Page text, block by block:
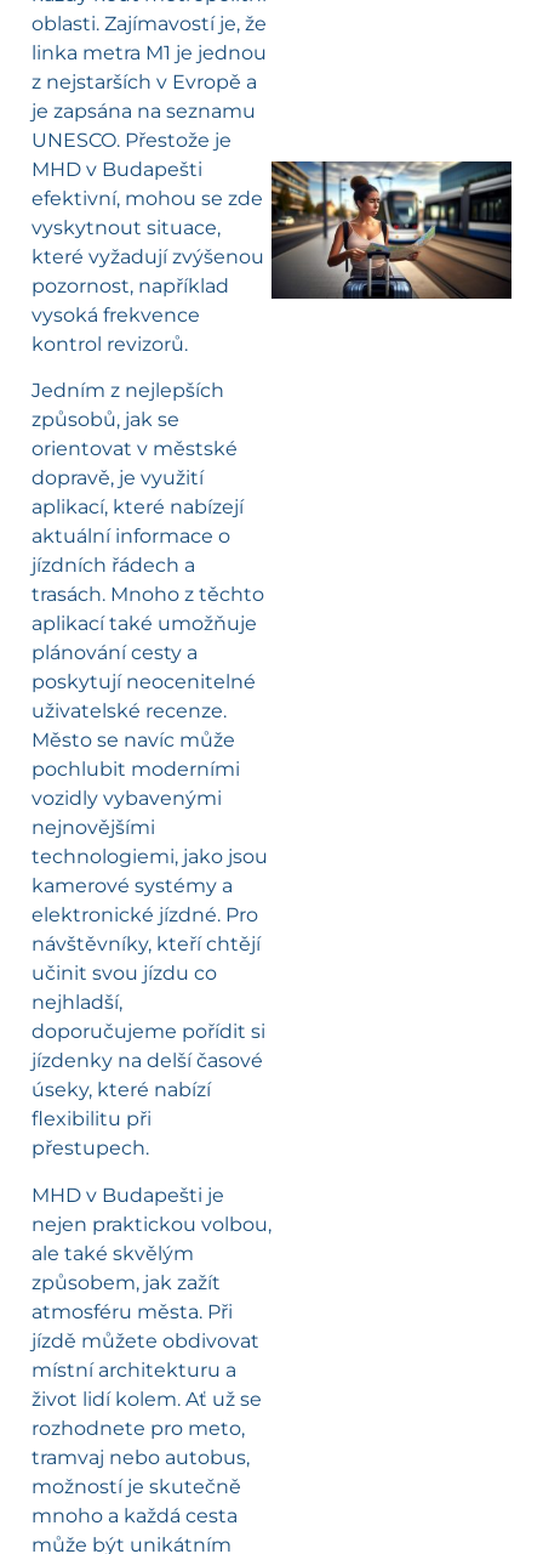
oblasti. Zajímavostí je, že
linka metra M1 je jednou
z nejstarších v Evropě a
je zapsána na seznamu
UNESCO. Přestože je
MHD v Budapešti
efektivní, mohou se zde
vyskytnout situace,
které vyžadují zvýšenou
pozornost, například
vysoká frekvence
kontrol revizorů.
Jedním z nejlepších
způsobů, jak se
orientovat v městské
dopravě, je využití
aplikací, které nabízejí
aktuální informace o
jízdních řádech a
trasách. Mnoho z těchto
aplikací také umožňuje
plánování cesty a
poskytují neocenitelné
uživatelské recenze.
Město se navíc může
pochlubit moderními
vozidly vybavenými
nejnovějšími
technologiemi, jako jsou
kamerové systémy a
elektronické jízdné. Pro
návštěvníky, kteří chtějí
učinit svou jízdu co
nejhladší,
doporučujeme pořídit si
jízdenky na delší časové
úseky, které nabízí
flexibilitu při
přestupech.
MHD v Budapešti je
nejen praktickou volbou,
ale také skvělým
způsobem, jak zažít
atmosféru města. Při
jízdě můžete obdivovat
místní architekturu a
život lidí kolem. Ať už se
rozhodnete pro meto,
tramvaj nebo autobus,
možností je skutečně
mnoho a každá cesta
může být unikátním